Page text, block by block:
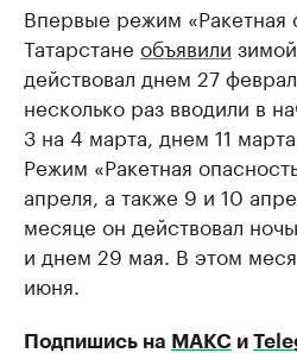
Впервые режим «Ракетная
Татарстане объявили
действовал днем 27
несколько раз вводили в
3 на 4 марта, днем 11
Режим «Ракетная
апреля, а также 9 и 10
месяце он действовал
и днем 29 мая. В этом
июня.
Подпишись на МАКС и